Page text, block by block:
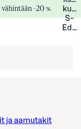
–20 %
S-
ja aamutakit